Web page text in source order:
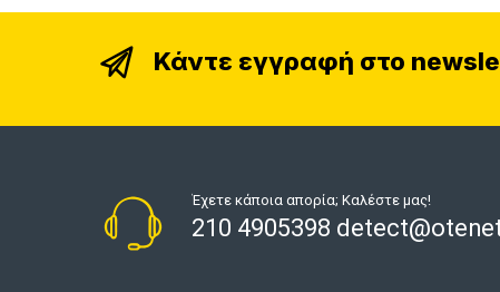
Κάντε εγγραφή στο
Έχετε κάποια απορία; Καλέστε μας!
210 4905398